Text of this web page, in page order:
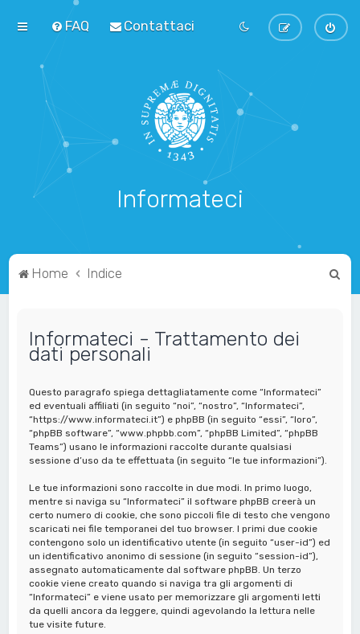
FAQ Contattaci
Informateci
Home Indice
Informateci - Trattamento dei
dati personali
Questo paragrafo spiega dettagliatamente come “Informateci”
ed eventuali affiliati (in seguito “noi”, “nostro”, “Informateci”,
“https://www.informateci.it”) e phpBB (in seguito “essi”, “loro”,
“phpBB software”, “www.phpbb.com”, “phpBB Limited”, “phpBB
Teams”) usano le informazioni raccolte durante qualsiasi
sessione d’uso da te effettuata (in seguito “le tue informazioni”).
Le tue informazioni sono raccolte in due modi. In primo luogo,
mentre si naviga su “Informateci” il software phpBB creerà un
certo numero di cookie, che sono piccoli file di testo che vengono
scaricati nei file temporanei del tuo browser. I primi due cookie
contengono solo un identificativo utente (in seguito “user-id”) ed
un identificativo anonimo di sessione (in seguito “session-id”),
assegnato automaticamente dal software phpBB. Un terzo
cookie viene creato quando si naviga tra gli argomenti di
“Informateci” e viene usato per memorizzare gli argomenti letti
da quelli ancora da leggere, quindi agevolando la lettura nelle
tue visite future.